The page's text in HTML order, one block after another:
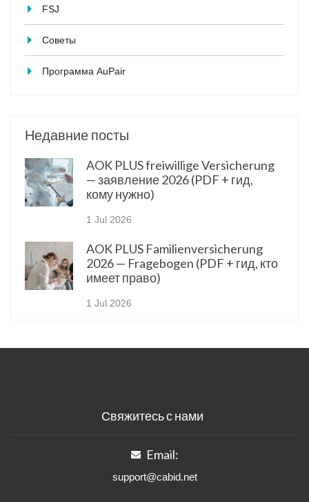
FSJ
Советы
Программа AuPair
Недавние посты
AOK PLUS freiwillige Versicherung
— заявление 2026 (PDF + гид,
кому нужно)
1 Jul 2026
AOK PLUS Familienversicherung
2026 — Fragebogen (PDF + гид, кто
имеет право)
1 Jul 2026
Свяжитесь с нами
Email:
support@cabid.net